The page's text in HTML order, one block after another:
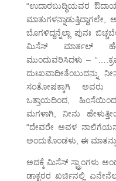
“ಉದಾರಬುದ್ಧಿಯವರ
ಬೊಗಳಿದ್ದನ್ನೆಲ್ಲಾ ಪುನಃ
ಮಿಸೆಸ್ ಮಾರ್ತಲ್
ಮುಂದುವರಿಸಿದಳು –
ದುಃಖವಾದೀತೆಂಬುದನ್ನು
ಸಂತೋಷಕ್ಕಾಗಿ ಅವರು
ಒತ್ತಾಯದಿಂದ,
ಮಗಳಾಗಿ, ನೀನು
“ದೇವರೇ ಅವಳ
ಅಂದುಕೊಂಡಳು, ಈ ಮಾತನ್ನು
ಅದಕ್ಕೆ ಮಿಸೆಸ್ ಸ್ಟ್ರಾಂಗಳು
ಡಾಕ್ಟರರ ಖರ್ಚಿನಲ್ಲಿ